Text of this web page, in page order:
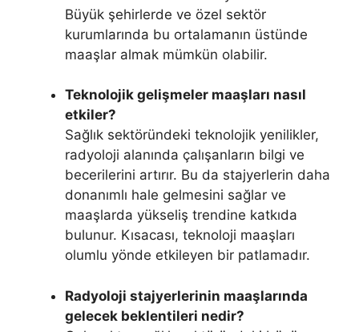
Büyük şehirlerde ve özel sektör
kurumlarında bu ortalamanın üstünde
maaşlar almak mümkün olabilir.
Teknolojik gelişmeler maaşları nasıl
etkiler?
Sağlık sektöründeki teknolojik yenilikler,
radyoloji alanında çalışanların bilgi ve
becerilerini artırır. Bu da stajyerlerin daha
donanımlı hale gelmesini sağlar ve
maaşlarda yükseliş trendine katkıda
bulunur. Kısacası, teknoloji maaşları
olumlu yönde etkileyen bir patlamadır.
Radyoloji stajyerlerinin maaşlarında
gelecek beklentileri nedir?